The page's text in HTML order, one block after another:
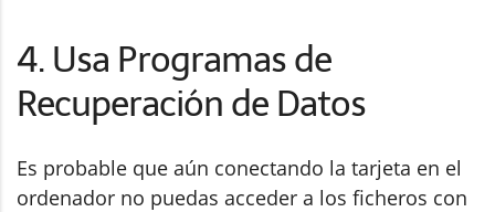
4. Usa Programas de
Recuperación de Datos
Es probable que aún conectando la tarjeta en el
ordenador no puedas acceder a los ficheros con